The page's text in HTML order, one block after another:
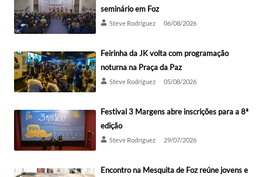
seminário em Foz
Steve Rodríguez 06/08/2026
Feirinha da JK volta com programação
noturna na Praça da Paz
Steve Rodríguez 05/08/2026
Festival 3 Margens abre inscrições para a 8ª
edição
Steve Rodríguez 29/07/2026
Encontro na Mesquita de Foz reúne jovens e